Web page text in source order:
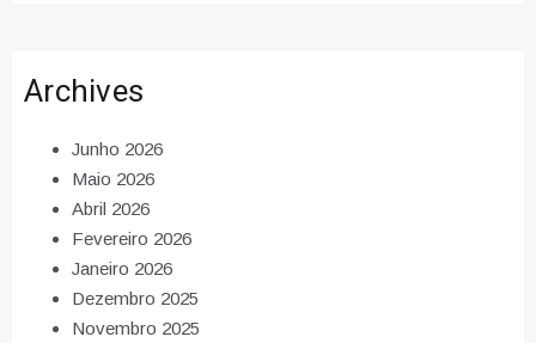
Archives
Junho 2026
Maio 2026
Abril 2026
Fevereiro 2026
Janeiro 2026
Dezembro 2025
Novembro 2025